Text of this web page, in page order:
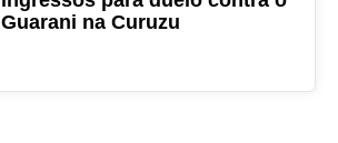
Guarani na Curuzu